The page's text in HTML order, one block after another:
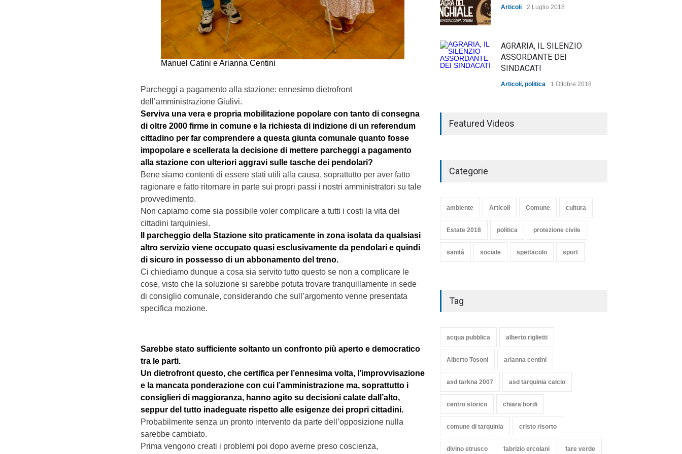
Manuel Catini e Arianna Centini
Parcheggi a pagamento alla stazione: ennesimo dietrofront
dell’amministrazione Giulivi.
Serviva una vera e propria mobilitazione popolare con tanto di consegna
di oltre 2000 firme in comune e la richiesta di indizione di un referendum
cittadino per far comprendere a questa giunta comunale quanto fosse
impopolare e scellerata la decisione di mettere parcheggi a pagamento
alla stazione con ulteriori aggravi sulle tasche dei pendolari?
Bene siamo contenti di essere stati utili alla causa, soprattutto per aver fatto
ragionare e fatto ritornare in parte sui propri passi i nostri amministratori su tale
provvedimento.
Non capiamo come sia possibile voler complicare a tutti i costi la vita dei
cittadini tarquiniesi.
Il parcheggio della Stazione sito praticamente in zona isolata da qualsiasi
altro servizio viene occupato quasi esclusivamente da pendolari e quindi
di sicuro in possesso di un abbonamento del treno.
Ci chiediamo dunque a cosa sia servito tutto questo se non a complicare le
cose, visto che la soluzione si sarebbe potuta trovare tranquillamente in sede
di consiglio comunale, considerando che sull’argomento venne presentata
specifica mozione.
Sarebbe stato sufficiente soltanto un confronto più aperto e democratico
tra le parti.
Un dietrofront questo, che certifica per l’ennesima volta, l’improvvisazione
e la mancata ponderazione con cui l’amministrazione ma, soprattutto i
consiglieri di maggioranza, hanno agito su decisioni calate dall’alto,
seppur del tutto inadeguate rispetto alle esigenze dei propri cittadini.
Probabilmente senza un pronto intervento da parte dell’opposizione nulla
sarebbe cambiato.
Prima vengono creati i problemi poi dopo averne preso coscienza,
Articoli 2 Luglio 2018
AGRARIA, IL SILENZIO
ASSORDANTE DEI
SINDACATI
Articoli, politica 1 Ottobre 2018
Featured Videos
Categorie
ambiente Articoli Comune cultura
Estate 2018 politica protezione civile
sanità sociale spettacolo sport
Tag
acqua pubblica alberto riglietti
Alberto Tosoni arianna centini
asd tarkna 2007 asd tarquinia calcio
centro storico chiara bordi
comune di tarquinia cristo risorto
divino etrusco fabrizio ercolani fare verde